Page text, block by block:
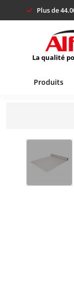
Plus de
La qualité
Produits